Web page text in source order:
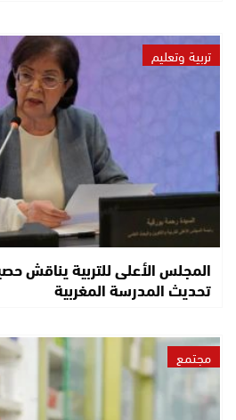
تربية وتعليم
المجلس الأعلى للتربية يناقش
تحديث المدرسة المغربية
مجتمع